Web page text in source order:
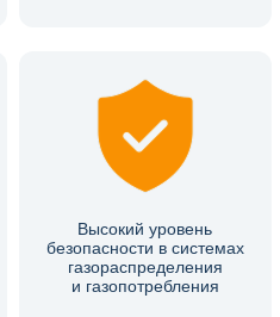
Высокий уровень
безопасности в системах
газораспределения
и газопотребления